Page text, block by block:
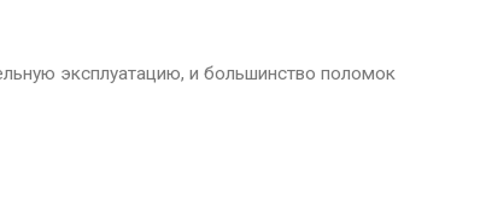
эксплуатацию, и большинство поломок